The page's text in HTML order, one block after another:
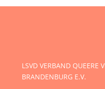
LSVD VERBAND QUEERE
BRANDENBURG E.V.